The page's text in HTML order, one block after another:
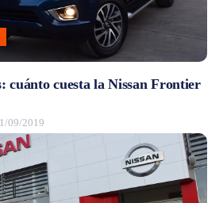
cuánto cuesta la Nissan Frontier
09/2019